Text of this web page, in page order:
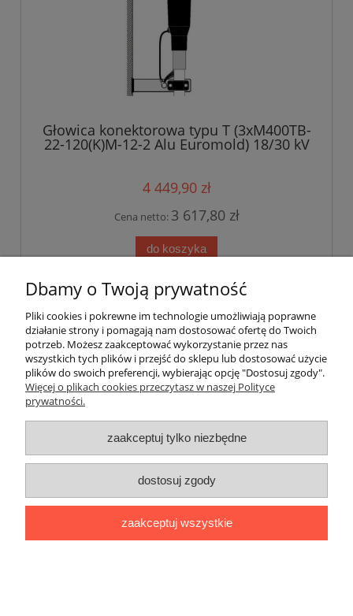
Głowica konektorowa typu T (3xM400TB-
22-120(K)M-12-2 Alu Euromold) 18/30 kV
4 449,90 zł
Cena netto: 3 617,80 zł
do koszyka
Głowica konektorowa typu T (3xM400TB-
22-50(K)M-11-2 Cu Euromold) 18/30 kV
Dbamy o Twoją prywatność
Pliki cookies i pokrewne im technologie umożliwiają poprawne
działanie strony i pomagają nam dostosować ofertę do Twoich
potrzeb. Możesz zaakceptować wykorzystanie przez nas
wszystkich tych plików i przejść do sklepu lub dostosować użycie
plików do swoich preferencji, wybierając opcję "Dostosuj zgody".
Więcej o plikach cookies przeczytasz w naszej Polityce
prywatności.
zaakceptuj tylko niezbędne
dostosuj zgody
zaakceptuj wszystkie